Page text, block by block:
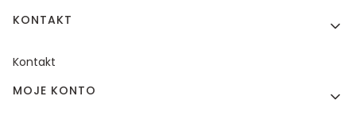
KONTAKT
Kontakt
MOJE KONTO